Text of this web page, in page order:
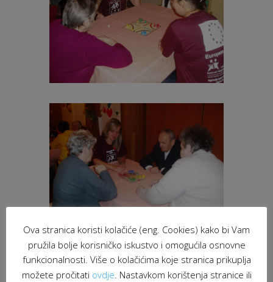
Ova stranica koristi kolačiće (eng. Cookies) kako bi Vam
pružila bolje korisničko iskustvo i omogućila osnovne
funkcionalnosti. Više o kolačićima koje stranica prikuplja
možete pročitati ovdje . Nastavkom korištenja stranice ili